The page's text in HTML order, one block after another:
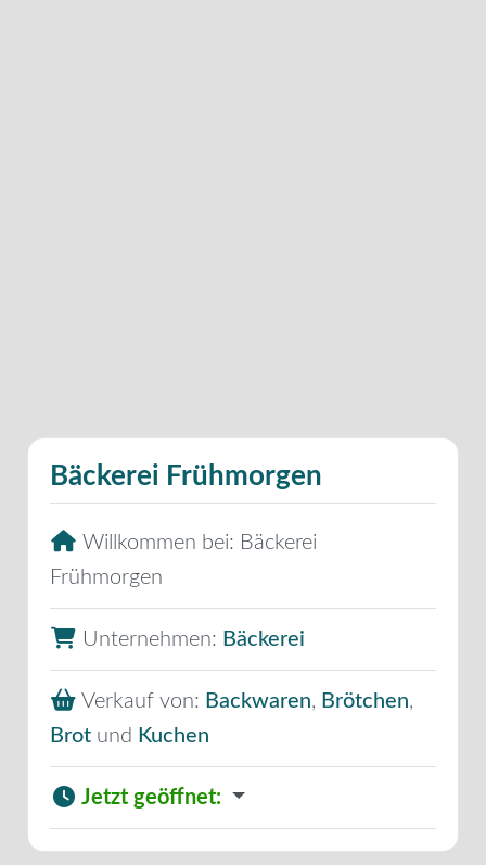
Bäckerei Frühmorgen
Willkommen bei: Bäckerei
Frühmorgen
Unternehmen: Bäckerei
Verkauf von: Backwaren, Brötchen,
Brot und Kuchen
Jetzt geöffnet: